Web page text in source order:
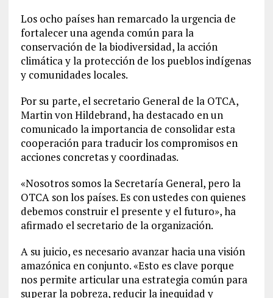
Los ocho países han remarcado la urgencia de
fortalecer una agenda común para la
conservación de la biodiversidad, la acción
climática y la protección de los pueblos indígenas
y comunidades locales.
Por su parte, el secretario General de la OTCA,
Martin von Hildebrand, ha destacado en un
comunicado la importancia de consolidar esta
cooperación para traducir los compromisos en
acciones concretas y coordinadas.
«Nosotros somos la Secretaría General, pero la
OTCA son los países. Es con ustedes con quienes
debemos construir el presente y el futuro», ha
afirmado el secretario de la organización.
A su juicio, es necesario avanzar hacia una visión
amazónica en conjunto. «Esto es clave porque
nos permite articular una estrategia común para
superar la pobreza, reducir la inequidad y